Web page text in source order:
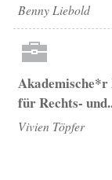
Benny Liebold
für Rechts-
Vivien Töpfer